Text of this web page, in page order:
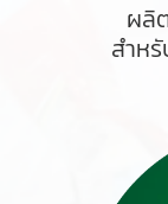
ผลิ
สำห